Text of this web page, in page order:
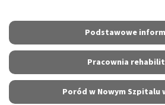
Podstawowe
Pracownia
Poród w Nowym Szpitalu